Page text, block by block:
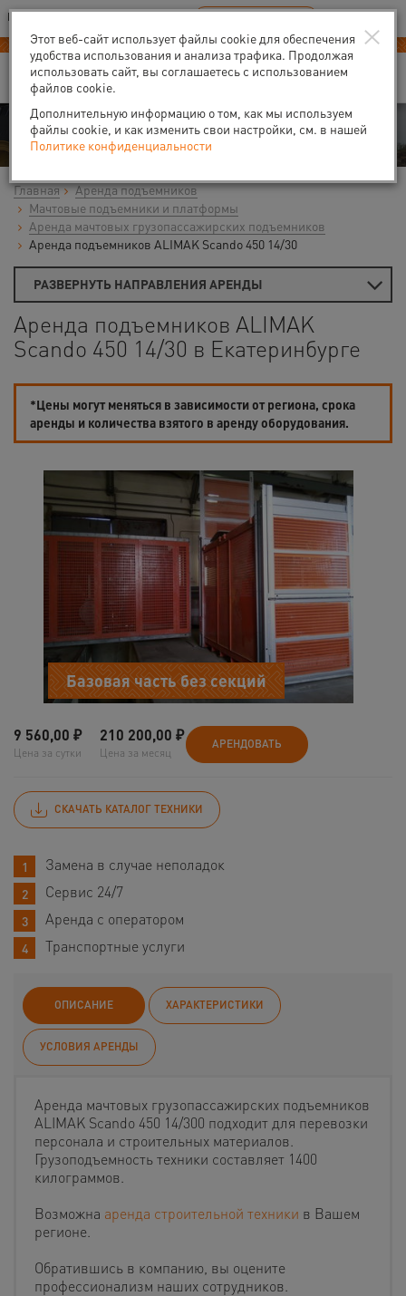
Ваш город:Екатеринбург
В Вашем регионе нет наших офисов RU EN
Аренда
Главная
Аренда подъемников
Мачтовые подъемники и платформы
Аренда мачтовых грузопассажирских подъемников
Аренда подъемников ALIMAK Scando 450 14/30
РАЗВЕРНУТЬ НАПРАВЛЕНИЯ АРЕНДЫ
Аренда подъемников ALIMAK
Scando 450 14/30 в Екатеринбурге
*Цены могут меняться в зависимости от региона, срока
аренды и количества взятого в аренду оборудования.
Базовая часть без секций
9 560,00 ₽
Цена за сутки
210 200,00 ₽
Цена за месяц
АРЕНДОВАТЬ
СКАЧАТЬ КАТАЛОГ ТЕХНИКИ
Замена в случае неполадок
Сервис 24/7
Аренда с оператором
Транспортные услуги
ОПИСАНИЕ ХАРАКТЕРИСТИКИ
УСЛОВИЯ АРЕНДЫ
Аренда мачтовых грузопассажирских подъемников
ALIMAK Scando 450 14/300 подходит для перевозки
персонала и строительных материалов.
Грузоподъемность техники составляет 1400
килограммов.
Возможна аренда строительной техники в Вашем
регионе.
Обратившись в компанию, вы оцените
профессионализм наших сотрудников.
×
Этот веб-сайт использует файлы cookie для обеспечения
удобства использования и анализа трафика. Продолжая
использовать сайт, вы соглашаетесь с использованием
файлов cookie.
Дополнительную информацию о том, как мы используем
файлы cookie, и как изменить свои настройки, см. в нашей
Политике конфиденциальности